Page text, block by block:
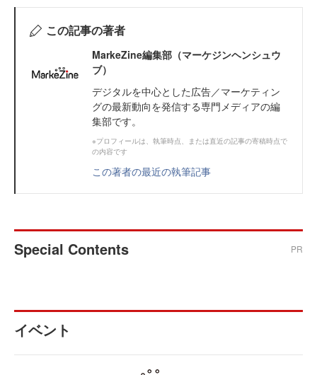
この記事の著者
MarkeZine編集部（マーケジンヘンシュウ
ブ）
デジタルを中心とした広告／マーケティン
グの最新動向を発信する専門メディアの編
集部です。
※プロフィールは、執筆時点、または直近の記事の寄稿時点で
の内容です
この著者の最近の執筆記事
Special Contents PR
イベント